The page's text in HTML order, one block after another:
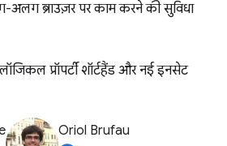
ब्राउज़र पर काम करने की सुविधा
प्रॉपर्टी शॉर्टहैंड और नई इनसेट
Oriol Brufau